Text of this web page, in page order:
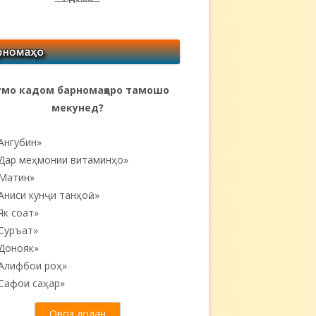
кадом барномаҳоро тамошо
мекунед?
меҳмонии витаминҳо»
кунҷи танҳоӣ...»
соат»
роҳ»
саҳар»